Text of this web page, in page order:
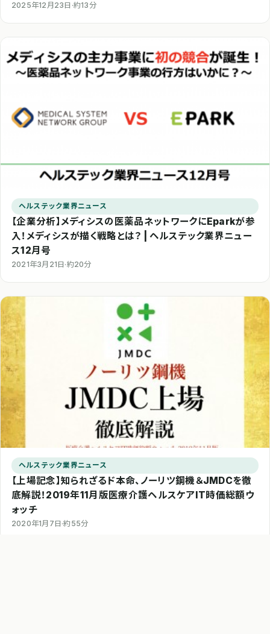
2025年12月23日 ·約13分
ヘルステック業界ニュース
【企業分析】メディシスの医薬品ネットワークにEparkが参
入！メディシスが描く戦略とは？ | ヘルステック業界ニュー
ス12月号
2021年3月21日 ·約20分
ヘルステック業界ニュース
【上場記念】知られざるド本命、ノーリツ鋼機＆JMDCを徹
底解説！2019年11月版医療介護ヘルスケアIT時価総額ウ
ォッチ
2020年1月7日 ·約55分